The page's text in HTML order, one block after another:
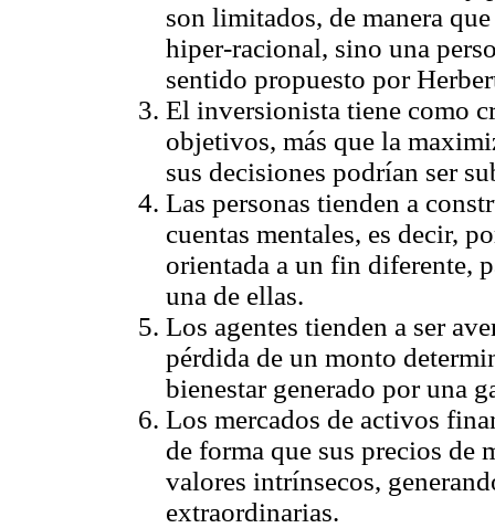
son limitados, de manera
hiper-racional, sino una
sentido propuesto por
El inversionista tiene como
objetivos, más que la
sus decisiones podrían ser
Las personas tienden a
cuentas mentales, es decir,
orientada a un fin diferente,
una de ellas.
Los agentes tienden a ser
pérdida de un monto
bienestar generado por una
Los mercados de activos
de forma que sus precios de
valores intrínsecos,
extraordinarias.